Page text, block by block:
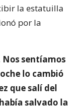
la estatuilla
por la
Nos sentíamos
lo cambió
que salí del
salvado la